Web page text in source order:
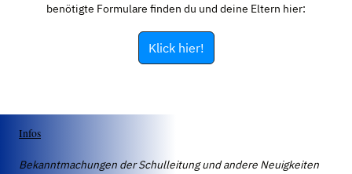
benötigte Formulare finden du und deine Eltern hier:
Klick hier!
Infos
Bekanntmachungen der Schulleitung und andere Neuigkeiten